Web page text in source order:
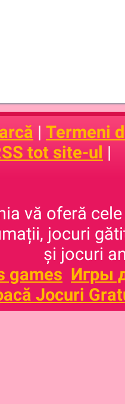
| Termeni
tot site-ul |
vă oferă
jocuri
și jocuri
games Игры
Jocuri